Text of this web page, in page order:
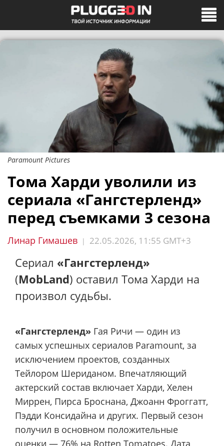
Paramount Pictures
Тома Харди уволили из
сериала «Гангстерленд»
перед съемками 3 сезона
Линар Гимашев | 22.05.2026, 11:55 GMT+3
Сериал «Гангстерленд»
(MobLand) оставил Тома Харди на
произвол судьбы.
«Гангстерленд» Гая Ричи — один из
самых успешных сериалов Paramount, за
исключением проектов, созданных
Тейлором Шериданом. Впечатляющий
актерский состав включает Харди, Хелен
Миррен, Пирса Броснана, Джоанн Фроггатт,
Пэдди Консидайна и других. Первый сезон
получил в основном положительные
оценки — 76% на Rotten Tomatoes. Дата